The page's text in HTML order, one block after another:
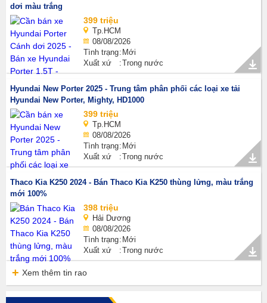
dơi màu trắng
399 triệu
Tp.HCM
08/08/2026
Tình trạng Mới
Xuất xứ
Trong nước
Hyundai New Porter 2025 - Trung tâm phân phối các loại xe tải
Hyundai New Porter, Mighty, HD1000
399 triệu
Tp.HCM
08/08/2026
Tình trạng Mới
Xuất xứ
Trong nước
Thaco Kia K250 2024 - Bán Thaco Kia K250 thùng lửng, màu trắng
mới 100%
398 triệu
Hải Dương
08/08/2026
Tình trạng Mới
Xuất xứ
Trong nước
Xem thêm tin rao